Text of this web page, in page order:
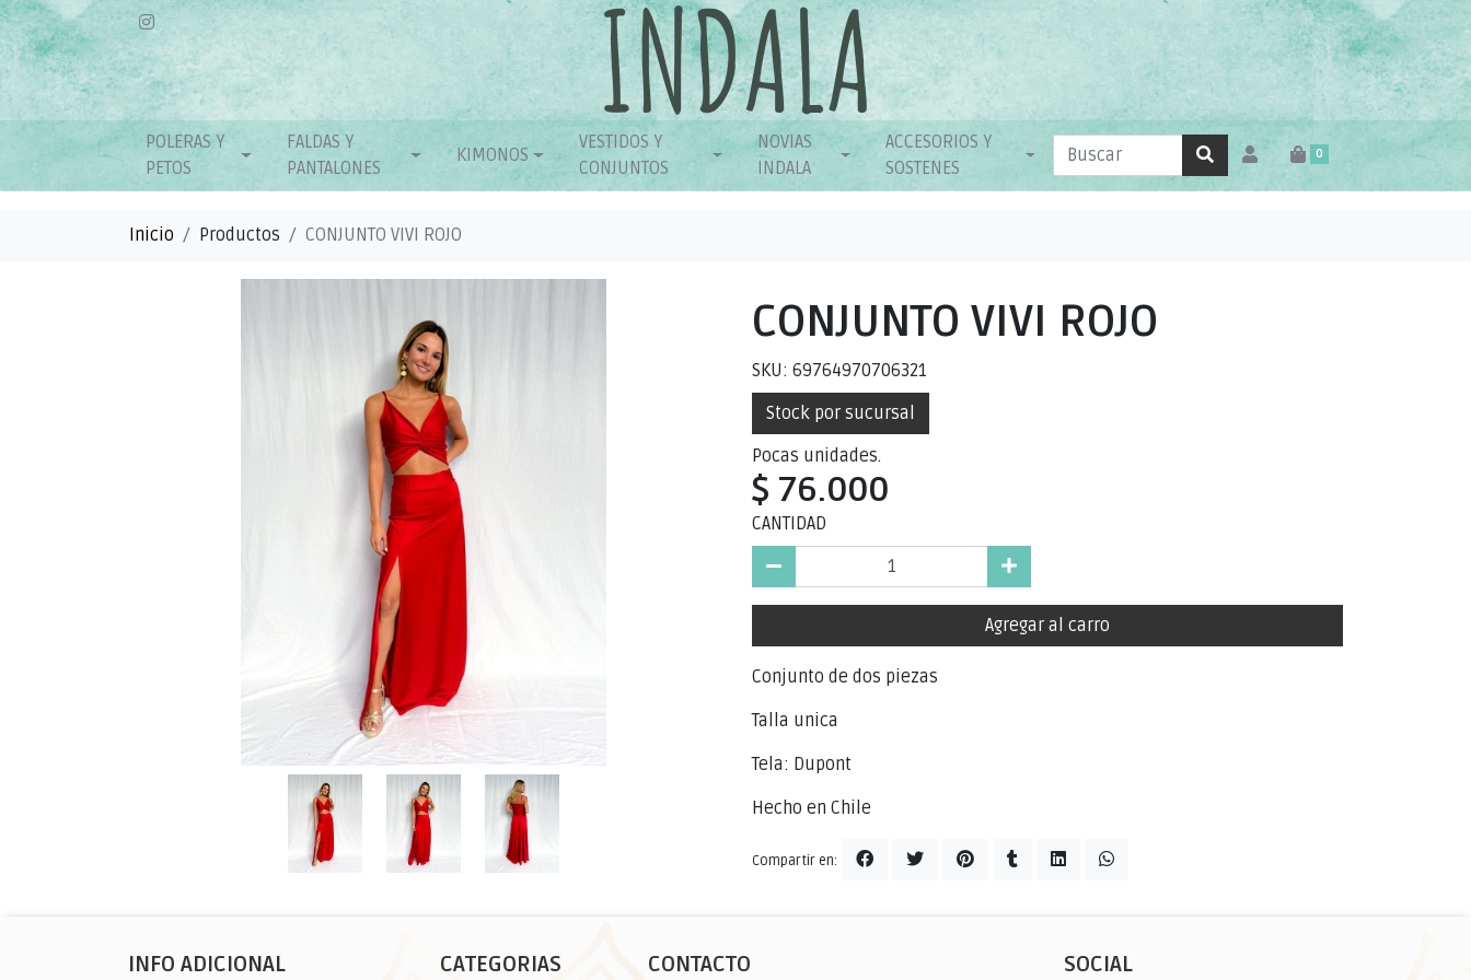
0
POLERAS Y
PETOS
FALDAS Y
PANTALONES
KIMONOS
VESTIDOS Y
CONJUNTOS
NOVIAS
INDALA
ACCESORIOS Y
SOSTENES
Inicio Productos CONJUNTO VIVI ROJO
CONJUNTO VIVI ROJO
SKU: 69764970706321
Stock por sucursal
Pocas unidades.
$ 76.000
CANTIDAD
Agregar al carro
Conjunto de dos piezas
Talla unica
Tela: Dupont
Hecho en Chile
Compartir en:
INFO ADICIONAL CATEGORIAS CONTACTO SOCIAL